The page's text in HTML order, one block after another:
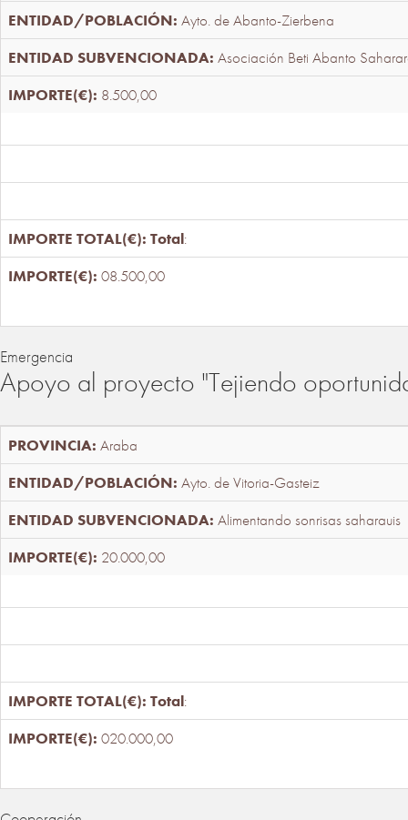
Ayto. de Abanto-Zierbena
Asociación Beti Abanto
8.500,00
Total:
08.500,00
Emergencia
Apoyo al proyecto "Tejiendo
Araba
Ayto. de Vitoria-Gasteiz
Alimentando sonrisas saharauis
20.000,00
Total:
020.000,00